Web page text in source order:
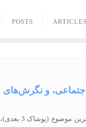
ARTICLES
POSTS
اجتماعی، و نگرش‌های
پژوهشی نو در حوزه مد پوشاک، با جدیدترین موضوع (پوشاک 3 بعدی)،